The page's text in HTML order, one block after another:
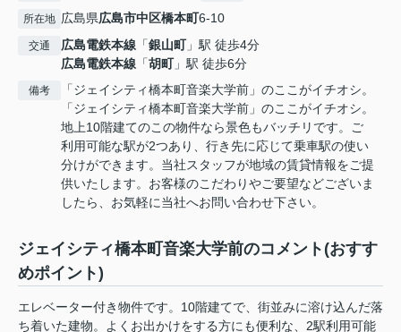
所在地 広島県広島市中区橋本町6-10
交通 広島電鉄本線 「銀山町」駅 徒歩4分
広島電鉄本線 「胡町」駅 徒歩6分
備考
「ジェイシティ橋本町音楽大学前」のここがイチオシ。
「ジェイシティ橋本町音楽大学前」のここがイチオシ。
地上10階建てのこの物件なら景色もバッチリです。ご
利用可能な駅が2つあり、行き先に応じて乗車駅の使い
分けができます。当社スタッフが地域の賃貸情報をご提
供いたします。お客様のこだわりやご要望などございま
したら、お気軽に当社へお問い合わせ下さい。
ジェイシティ橋本町音楽大学前のコメント(おすす
めポイント)
エレベーター付き物件です。10階建てで、街並みに溶け込んだ落
ち着いた建物。よくお出かけをする方にも便利な、2駅利用可能